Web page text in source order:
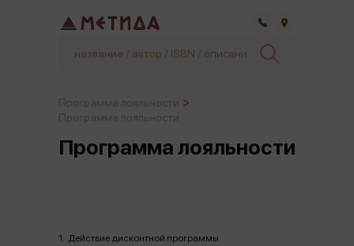
Программа лояльности
1. Действие дисконтной программы